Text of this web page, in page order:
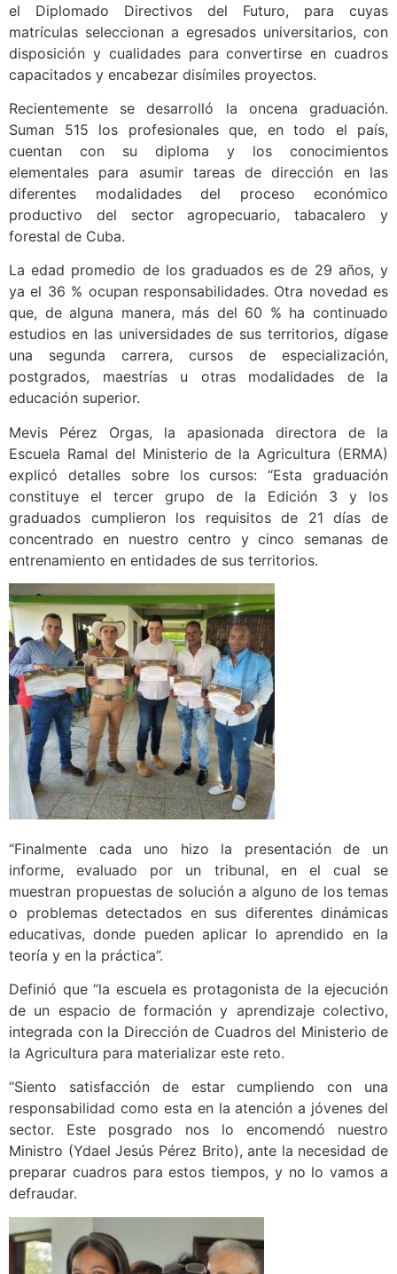
el Diplomado Directivos del Futuro, para cuyas
matrículas seleccionan a egresados universitarios, con
disposición y cualidades para convertirse en cuadros
capacitados y encabezar disímiles proyectos.
Recientemente se desarrolló la oncena graduación.
Suman 515 los profesionales que, en todo el país,
cuentan con su diploma y los conocimientos
elementales para asumir tareas de dirección en las
diferentes modalidades del proceso económico
productivo del sector agropecuario, tabacalero y
forestal de Cuba.
La edad promedio de los graduados es de 29 años, y
ya el 36 % ocupan responsabilidades. Otra novedad es
que, de alguna manera, más del 60 % ha continuado
estudios en las universidades de sus territorios, dígase
una segunda carrera, cursos de especialización,
postgrados, maestrías u otras modalidades de la
educación superior.
Mevis Pérez Orgas, la apasionada directora de la
Escuela Ramal del Ministerio de la Agricultura (ERMA)
explicó detalles sobre los cursos: “Esta graduación
constituye el tercer grupo de la Edición 3 y los
graduados cumplieron los requisitos de 21 días de
concentrado en nuestro centro y cinco semanas de
entrenamiento en entidades de sus territorios.
“Finalmente cada uno hizo la presentación de un
informe, evaluado por un tribunal, en el cual se
muestran propuestas de solución a alguno de los temas
o problemas detectados en sus diferentes dinámicas
educativas, donde pueden aplicar lo aprendido en la
teoría y en la práctica”.
Definió que “la escuela es protagonista de la ejecución
de un espacio de formación y aprendizaje colectivo,
integrada con la Dirección de Cuadros del Ministerio de
la Agricultura para materializar este reto.
“Siento satisfacción de estar cumpliendo con una
responsabilidad como esta en la atención a jóvenes del
sector. Este posgrado nos lo encomendó nuestro
Ministro (Ydael Jesús Pérez Brito), ante la necesidad de
preparar cuadros para estos tiempos, y no lo vamos a
defraudar.